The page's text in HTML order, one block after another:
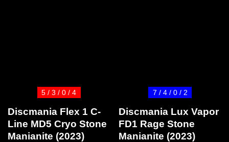
5 / 3 / 0 / 4
Discmania Flex 1 C-
Line MD5 Cryo Stone
Manianite (2023)
7 / 4 / 0 / 2
Discmania Lux Vapor
FD1 Rage Stone
Manianite (2023)